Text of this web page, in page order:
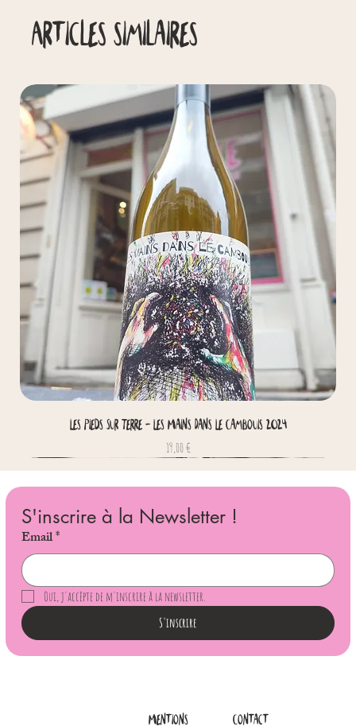
Articles similaires
Les Pieds Sur Terre - Les Mains Dans Le Cambouis 2024
Prix
19,00 €
S'inscrire à la Newsletter !
Email*
Oui, j'accèpte de m'inscrire à la newsletter.
S'inscrire
Mentions Contact